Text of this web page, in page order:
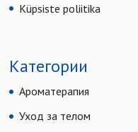
Küpsiste poliitika
Категории
Ароматерапия
Уход за телом